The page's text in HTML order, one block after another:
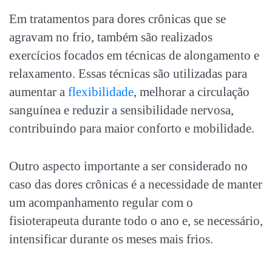
Em tratamentos para dores crônicas que se
agravam no frio, também são realizados
exercícios focados em técnicas de alongamento e
relaxamento. Essas técnicas são utilizadas para
aumentar a flexibilidade, melhorar a circulação
sanguínea e reduzir a sensibilidade nervosa,
contribuindo para maior conforto e mobilidade.
Outro aspecto importante a ser considerado no
caso das dores crônicas é a necessidade de manter
um acompanhamento regular com o
fisioterapeuta durante todo o ano e, se necessário,
intensificar durante os meses mais frios.